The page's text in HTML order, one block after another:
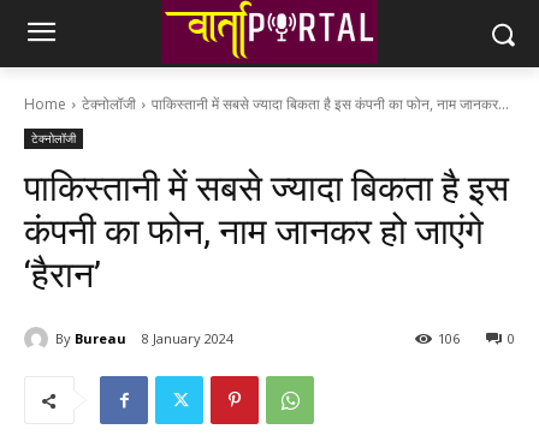
Home टेक्नोलॉजी पाकिस्तानी में सबसे ज्यादा बिकता है इस कंपनी का फोन, नाम जानकर...
टेक्नोलॉजी
पाकिस्तानी में सबसे ज्यादा बिकता है इस
कंपनी का फोन, नाम जानकर हो जाएंगे
‘हैरान’
By Bureau 8 January 2024 0
106